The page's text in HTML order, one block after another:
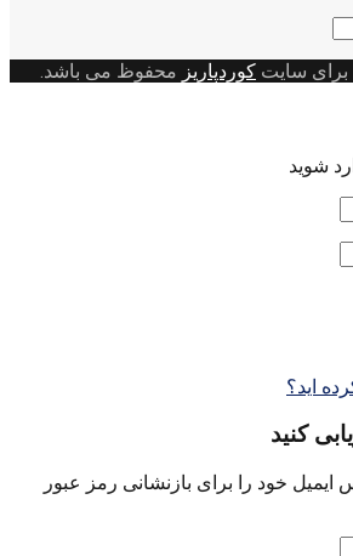
سایت کوردپاریز محفوظ می باشد.
شوید
اید؟
کنید
ایمیل خود را برای بازنشانی رمز عبور